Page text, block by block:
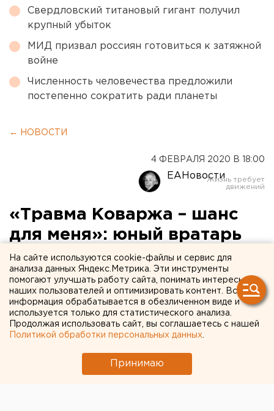
Свердловский титановый гигант получил
крупный убыток
МИД призвал россиян готовиться к затяжной
войне
Численность человечества предложили
постепенно сократить ради планеты
← НОВОСТИ
4 ФЕВРАЛЯ 2020 В 18:00
ЕАНовости
«Травма Коваржа – шанс
для меня»: юный вратарь
«Автомобилиста» Галкин
признан КХЛ новичком
недели
На сайте используются cookie-файлы и сервис для
анализа данных Яндекс.Метрика. Эти инструменты
помогают улучшать работу сайта, понимать интересы
наших пользователей и оптимизировать контент. Вся
информация обрабатывается в обезличенном виде и
используется только для статистического анализа.
Продолжая использовать сайт, вы соглашаетесь с нашей
Политикой обработки персональных данных
Принимаю